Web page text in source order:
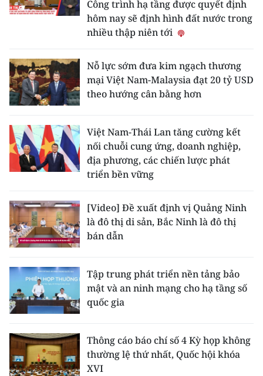
Công trình hạ tầng được quyết định
hôm nay sẽ định hình đất nước trong
nhiều thập niên tới
Nỗ lực sớm đưa kim ngạch thương
mại Việt Nam-Malaysia đạt 20 tỷ USD
theo hướng cân bằng hơn
Việt Nam-Thái Lan tăng cường kết
nối chuỗi cung ứng, doanh nghiệp,
địa phương, các chiến lược phát
triển bền vững
[Video] Đề xuất định vị Quảng Ninh
là đô thị di sản, Bắc Ninh là đô thị
bán dẫn
Tập trung phát triển nền tảng bảo
mật và an ninh mạng cho hạ tầng số
quốc gia
Thông cáo báo chí số 4 Kỳ họp không
thường lệ thứ nhất, Quốc hội khóa
XVI